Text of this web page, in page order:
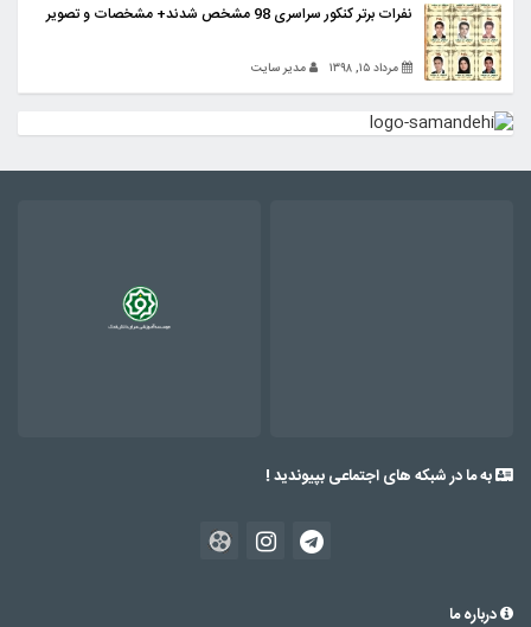
نفرات برتر کنکور سراسری 98 مشخص شدند+ مشخصات و تصویر
مرداد ۱۵, ۱۳۹۸ مدیر سایت
به ما در شبکه های اجتماعی بپیوندید !
درباره ما